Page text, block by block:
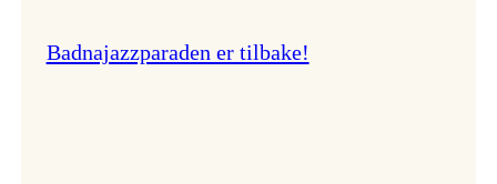
Badnajazzparaden er tilbake!